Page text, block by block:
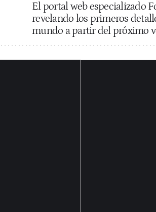
El portal web especializado
revelando los primeros
mundo a partir del próximo